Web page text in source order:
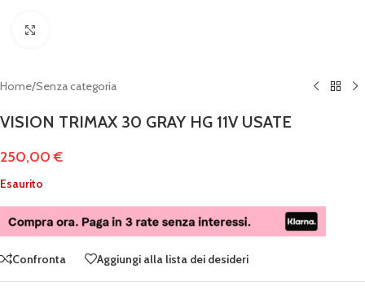
Home/Senza categoria
VISION TRIMAX 30 GRAY HG 11V USATE
250,00€
Esaurito
Confronta Aggiungi alla lista dei desideri